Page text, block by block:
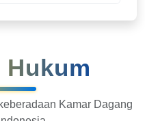
Hukum
Kamar Dagang